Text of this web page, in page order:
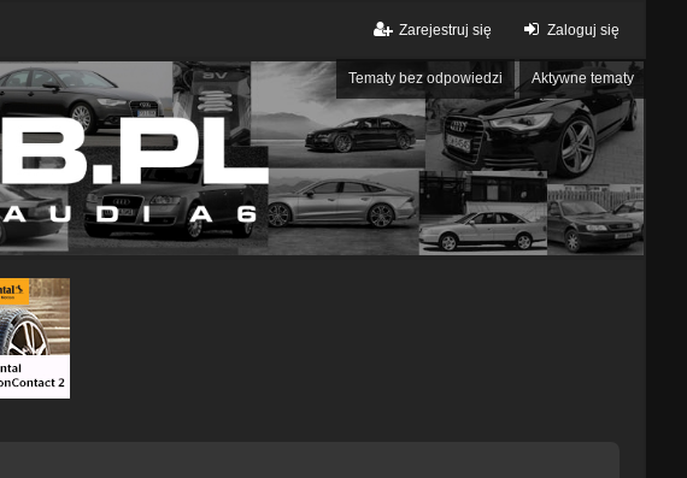
Zaloguj się
Zarejestruj się
Tematy bez odpowiedzi Aktywne tematy